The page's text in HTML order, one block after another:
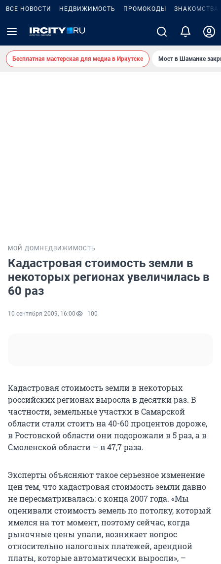
ВСЕ НОВОСТИ НЕДВИЖИМОСТЬ ПРОМОКОДЫ ЗНАКОМСТВА
Бесплатная мастерская для медиа в Иркутске Мост в Шаманке
МОЙ ДОМ НЕДВИЖИМОСТЬ
Кадастровая стоимость земли в
некоторых регионах увеличилась в
60 раз
10 сентября 2009, 16:00 100
Кадастровая стоимость земли в некоторых
российских регионах выросла в десятки раз. В
частности, земельные участки в Самарской
области стали стоить на 40-60 процентов дороже,
в Ростовской области они подорожали в 5 раз, а в
Смоленской области – в 47,7 раза.
Эксперты объясняют такое серьезное изменение
цен тем, что кадастровая стоимость земли давно
не пересматривалась: с конца 2007 года. «Мы
оценивали стоимость земель по потолку, который
имелся на тот момент, поэтому сейчас, когда
рыночные цены упали, возникает вопрос
относительно налоговых платежей, арендной
платы, которые автоматически выросли», –